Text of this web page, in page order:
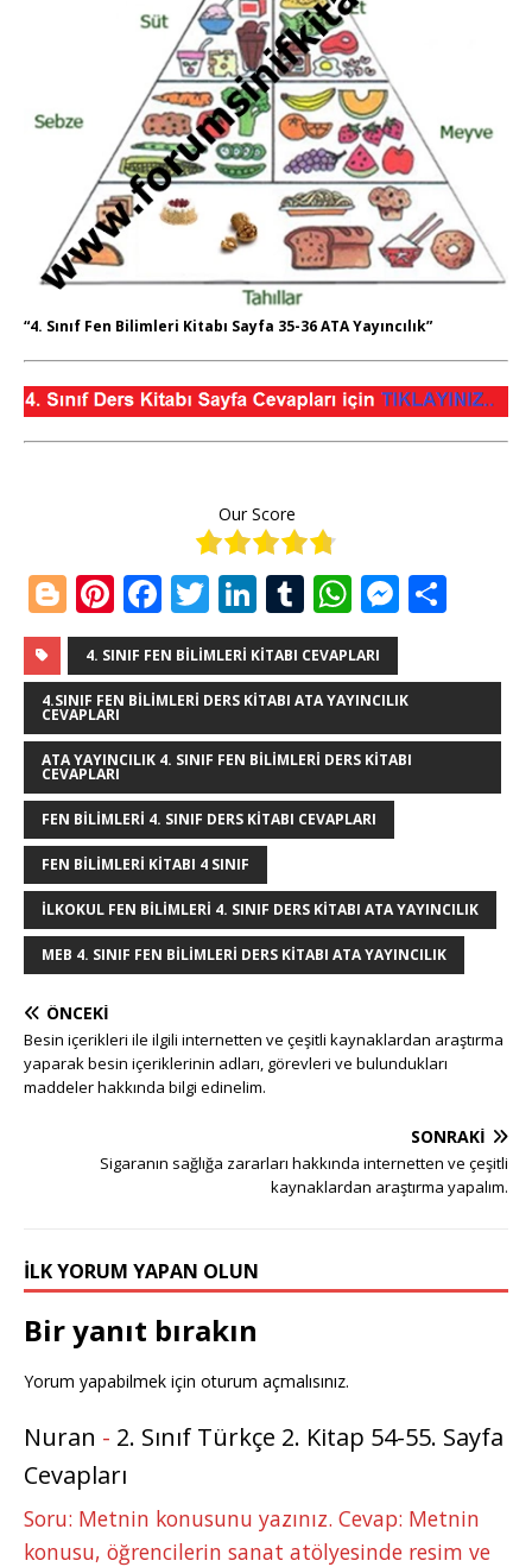
“4. Sınıf Fen Bilimleri Kitabı Sayfa 35-36 ATA Yayıncılık”
Our Score
Bl
o
g
g
e
r
Pi
n
te
r
e
st
F
a
c
e
b
o
o
k
T
w
it
te
r
Li
n
k
e
dI
n
T
u
m
bl
r
W
h
at
s
A
p
p
M
ss
e
n
g
ar
4. SINIF FEN BILIMLERI KITABI CEVAPLARI
4.SINIF FEN BILIMLERI DERS KITABI ATA YAYINCILIK
CEVAPLARI
ATA YAYINCILIK 4. SINIF FEN BILIMLERI DERS KITABI
CEVAPLARI
FEN BILIMLERI 4. SINIF DERS KITABI CEVAPLARI
FEN BILIMLERI KITABI 4 SINIF
ILKOKUL FEN BILIMLERI 4. SINIF DERS KITABI ATA YAYINCILIK
MEB 4. SINIF FEN BILIMLERI DERS KITABI ATA YAYINCILIK
ÖNCEKI
Besin içerikleri ile ilgili internetten ve çeşitli kaynaklardan araştırma
yaparak besin içeriklerinin adları, görevleri ve bulundukları
maddeler hakkında bilgi edinelim.
SONRAKI
Sigaranın sağlığa zararları hakkında internetten ve çeşitli
kaynaklardan araştırma yapalım.
İLK YORUM YAPAN OLUN
Bir yanıt bırakın
Yorum yapabilmek için oturum açmalısınız.
Nuran - 2. Sınıf Türkçe 2. Kitap 54-55. Sayfa
Cevapları
Soru: Metnin konusunu yazınız. Cevap: Metnin
konusu, öğrencilerin sanat atölyesinde resim ve